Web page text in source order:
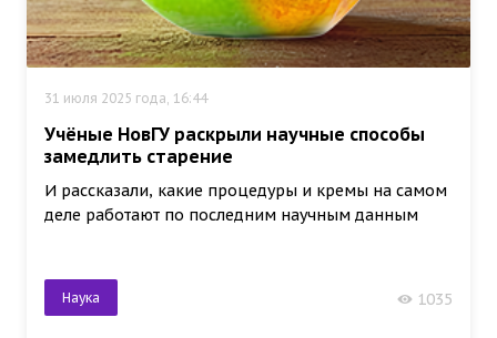
31 июля 2025 года, 16:44
Учёные НовГУ раскрыли научные способы
замедлить старение
И рассказали, какие процедуры и кремы на самом
деле работают по последним научным данным
Наука 1035